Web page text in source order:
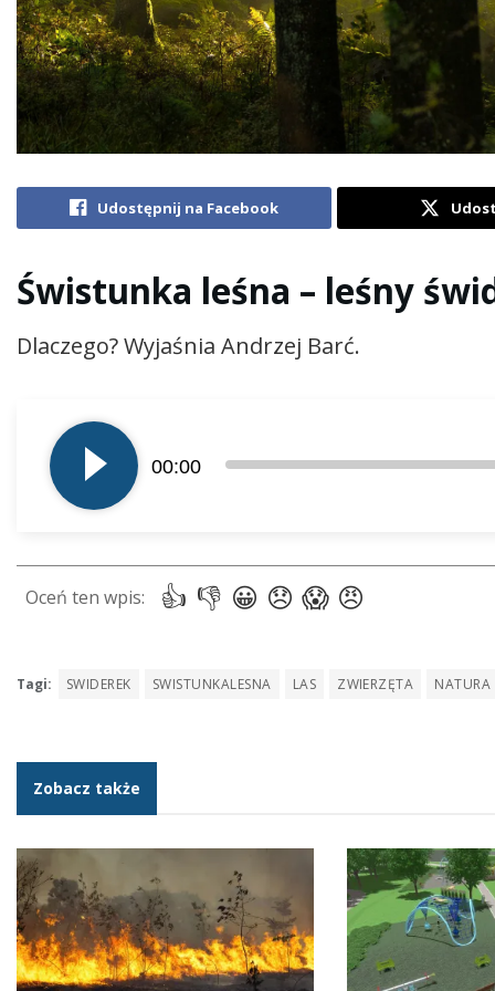
Udostępnij na Facebook
Świstunka leśna – leśny
Dlaczego? Wyjaśnia Andrzej Barć.
plików
dźwiękowych
00:00
Tagi: SWIDEREK SWISTUNKALESNA LAS ZWIERZĘTA NATURA
Zobacz także